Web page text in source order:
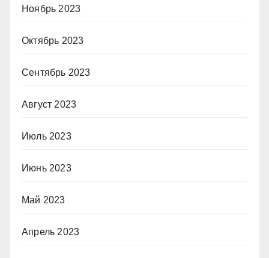
Ноябрь 2023
Октябрь 2023
Сентябрь 2023
Август 2023
Июль 2023
Июнь 2023
Май 2023
Апрель 2023